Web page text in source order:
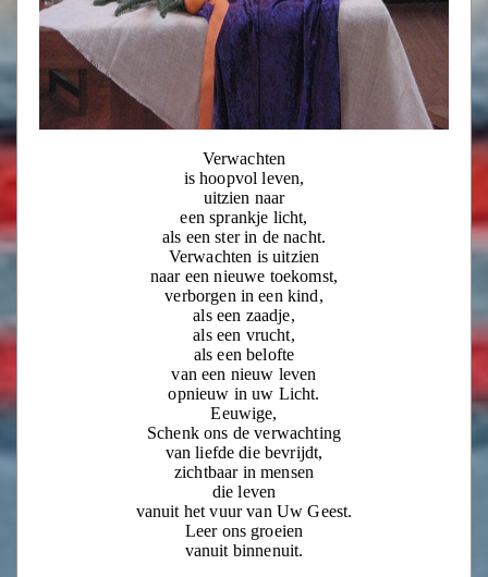
Verwachten
is hoopvol leven,
uitzien naar
een sprankje licht,
als een ster in de nacht.
Verwachten is uitzien
naar een nieuwe toekomst,
verborgen in een kind,
als een zaadje,
als een vrucht,
als een belofte
van een nieuw leven
opnieuw in uw Licht.
Eeuwige,
Schenk ons de verwachting
van liefde die bevrijdt,
zichtbaar in mensen
die leven
vanuit het vuur van Uw Geest.
Leer ons groeien
vanuit binnenuit.